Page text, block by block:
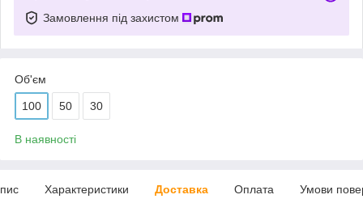
Замовлення під захистом
Об'єм
100 50 30
В наявності
Характеристики Доставка Оплата Умови